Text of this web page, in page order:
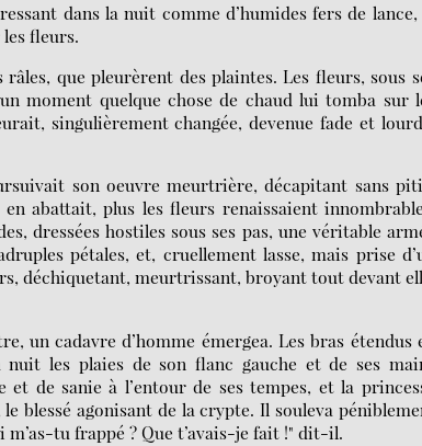
dans la nuit comme d’humides fers de lance,
fleurs.
que pleurèrent des plaintes. Les fleurs, sous
moment quelque chose de chaud lui tomba sur
singulièrement changée, devenue fade et
son oeuvre meurtrière, décapitant sans
abattait, plus les fleurs renaissaient
dressées hostiles sous ses pas, une véritable
pétales, et, cruellement lasse, mais prise
déchiquetant, meurtrissant, broyant tout devant
un cadavre d’homme émergea. Les bras étendus
les plaies de son flanc gauche et de ses
et de sanie à l’entour de ses tempes, et la
blessé agonisant de la crypte. Il souleva
tu frappé ? Que t’avais-je fait !" dit-il.